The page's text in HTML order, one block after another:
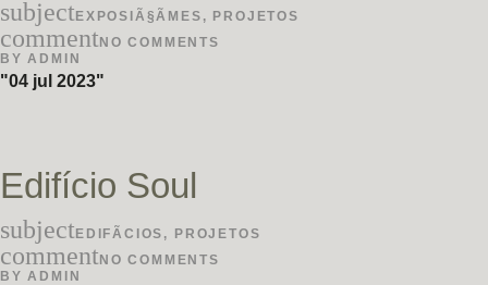
subject EXPOSIÃ§ÃΜES , PROJETOS
comment NO COMMENTS
BYADMIN
04 jul 2023
Edifício Soul
subject EDIFÃ­CIOS , PROJETOS
comment NO COMMENTS
BYADMIN